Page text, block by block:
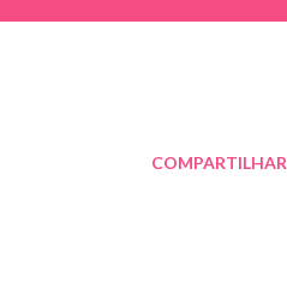
COMPARTILHAR